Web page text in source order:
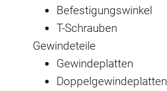
Befestigungswinkel
T-Schrauben
Gewindeteile
Gewindeplatten
Doppelgewindeplatten